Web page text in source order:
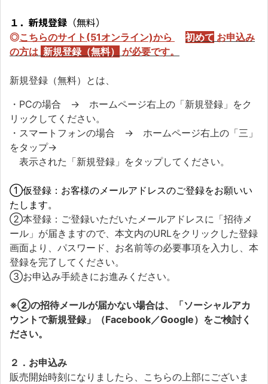
１．新規登録 （無料）
◎こちらのサイト(51オンライン)から 初めて お申込み
の方は 新規登録（無料） が必要です。
新規登録（無料）とは、
・PCの場合 → ホームページ右上の「新規登録」をク
リックしてください。
・スマートフォンの場合 → ホームページ右上の「三」
をタップ→
表示された「新規登録」をタップしてください。
①仮登録：お客様のメールアドレスのご登録をお願いい
たします。
②本登録：ご登録いただいたメールアドレスに「招待メ
ール」が届きますので、本文内のURLをクリックした登録
画面より、パスワード、お名前等の必要事項を入力し、本
登録を完了してください。
③お申込み手続きにお進みください。
※②の招待メールが届かない場合は、「ソーシャルアカ
ウントで新規登録」（Facebook／Google）をご検討く
ださい。
２．お申込み
販売開始時刻になりましたら、こちらの上部にございま